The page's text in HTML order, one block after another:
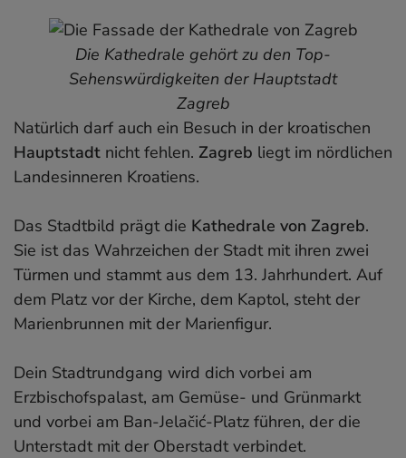
Die Kathedrale gehört zu den Top-
Sehenswürdigkeiten der Hauptstadt
Zagreb
Natürlich darf auch ein Besuch in der kroatischen
Hauptstadt nicht fehlen. Zagreb liegt im nördlichen
Landesinneren Kroatiens.
Das Stadtbild prägt die Kathedrale von Zagreb.
Sie ist das Wahrzeichen der Stadt mit ihren zwei
Türmen und stammt aus dem 13. Jahrhundert. Auf
dem Platz vor der Kirche, dem Kaptol, steht der
Marienbrunnen mit der Marienfigur.
Dein Stadtrundgang wird dich vorbei am
Erzbischofspalast, am Gemüse- und Grünmarkt
und vorbei am Ban-Jelačić-Platz führen, der die
Unterstadt mit der Oberstadt verbindet.